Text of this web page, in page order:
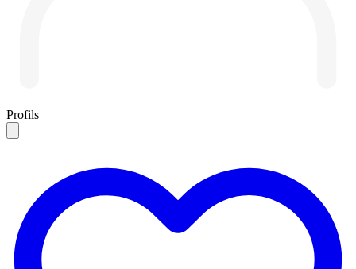
Profils